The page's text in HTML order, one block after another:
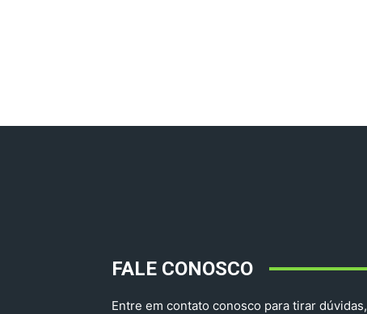
FALE CONOSCO
Entre em contato conosco para tirar dúvidas,